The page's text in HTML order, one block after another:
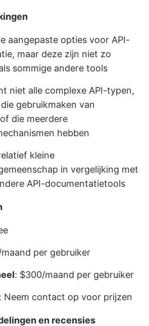
aangepaste opties voor API-
maar deze zijn niet zo
sommige andere tools
niet alle complexe API-typen,
gebruikmaken van
die meerdere
hebben
kleine
in vergelijking met
API-documentatietools
per gebruiker
: $300/maand per gebruiker
: Neem contact op voor prijzen
en recensies